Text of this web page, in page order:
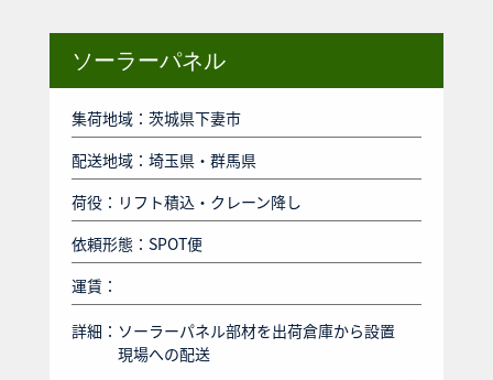
ソーラーパネル
集荷地域：茨城県下妻市
配送地域：埼玉県・群馬県
荷役：リフト積込・クレーン降し
依頼形態：SPOT便
運賃：
詳細： ソーラーパネル部材を出荷倉庫から設置
現場への配送